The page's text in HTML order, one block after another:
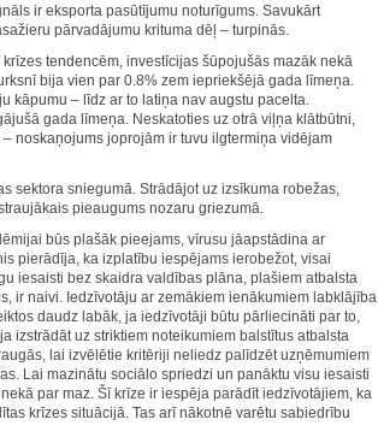
ir eksporta pasūtījumu noturīgums. Savukārt
pārvadājumu krituma dēļ – turpinās.
tendencēm, investīcijas šūpojušās mazāk nekā
bija vien par 0.8% zem iepriekšējā gada līmeņa.
kāpumu – līdz ar to latiņa nav augstu pacelta.
gada līmeņa. Neskatoties uz otrā viļņa klātbūtni,
noskaņojums joprojām ir tuvu ilgtermiņa vidējam
sektora sniegumā. Strādājot uz izsīkuma robežas,
pieaugums nozaru griezumā.
būs plašāk pieejams, vīrusu jāapstādina ar
pierādīja, ka izplatību iespējams ierobežot, visai
iesaisti bez skaidra valdības plāna, plašiem atbalsta
ir naivi. Iedzīvotāju ar zemākiem ienākumiem labklājība
daudz labāk, ja iedzīvotāji būtu pārliecināti par to,
izstrādāt uz striktiem noteikumiem balstītus atbalsta
lai izvēlētie kritēriji neliedz palīdzēt uzņēmumiem
Lai mazinātu sociālo spriedzi un panāktu visu iesaisti
par maz. Šī krīze ir iespēja parādīt iedzīvotājiem, ka
krīzes situācijā. Tas arī nākotnē varētu sabiedrību